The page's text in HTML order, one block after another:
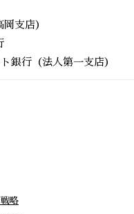
支店）
銀行（法人第一支店）
略